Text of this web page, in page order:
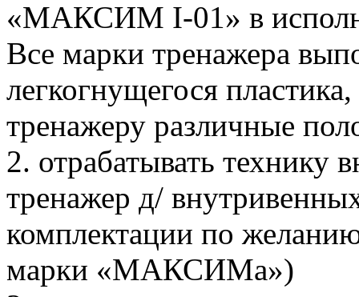
«МАКСИМ I-01» в
Все марки тренажера
легкогнущегося
тренажеру различные
2. отрабатывать технику
тренажер д/
комплектации по
марки «МАКСИМа»)